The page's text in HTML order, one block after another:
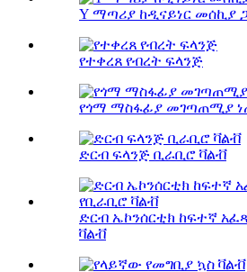
Y ማጣሪያ ከዲናይነር መሰኪያ
የተቀረጸ የብረት ፍላንጅ
የጎማ ማስፋፊያ መገጣጠሚያ
ድርብ ፍላንጅ ቢራቢሮ ቫልቭ
ድርብ ኤኮንሰርቲክ ከፍተኛ
ቫልቭ